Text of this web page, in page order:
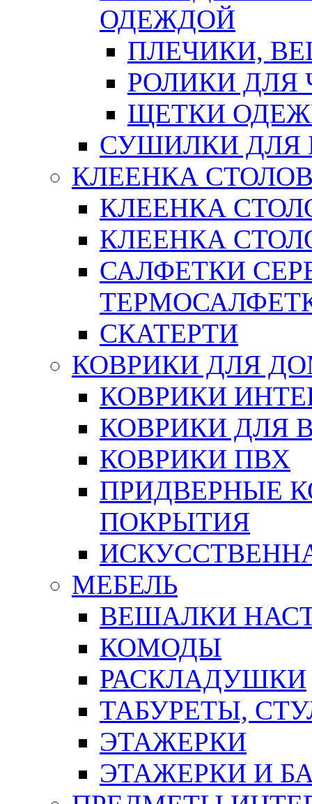
ОДЕЖДОЙ
ПЛЕЧИКИ,
РОЛИКИ ДЛЯ
ЩЕТКИ
СУШИЛКИ ДЛЯ
КЛЕЕНКА
КЛЕЕНКА
КЛЕЕНКА
САЛФЕТКИ
СКАТЕРТИ
КОВРИКИ ДЛЯ
КОВРИКИ
КОВРИКИ ДЛЯ
КОВРИКИ ПВХ
ПРИДВЕРНЫЕ
ПОКРЫТИЯ
МЕБЕЛЬ
ВЕШАЛКИ
КОМОДЫ
РАСКЛАДУШКИ
ТАБУРЕТЫ,
ЭТАЖЕРКИ
ЭТАЖЕРКИ И